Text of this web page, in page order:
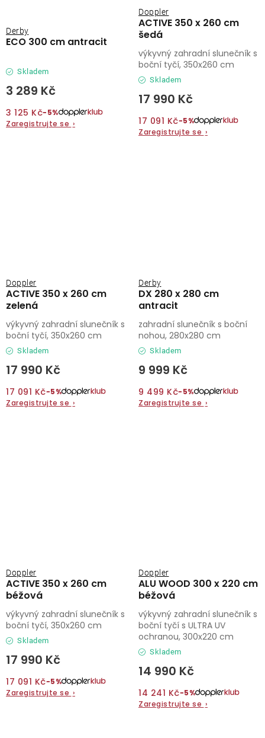
ECO 300 cm antracit
Derby
Skladem
3 289 Kč
3 125 Kč−5%
Zaregistrujte se ›
ACTIVE 350 x 260 cm
šedá
Doppler
Skladem
17 990 Kč
17 091 Kč−5%
Zaregistrujte se ›
výkyvný zahradní slunečník s
boční tyčí, 350x260 cm
ACTIVE 350 x 260 cm
zelená
Doppler
Skladem
17 990 Kč
17 091 Kč−5%
Zaregistrujte se ›
výkyvný zahradní slunečník s
boční tyčí, 350x260 cm
DX 280 x 280 cm
antracit
Derby
Skladem
9 999 Kč
9 499 Kč−5%
Zaregistrujte se ›
zahradní slunečník s boční
nohou, 280x280 cm
ACTIVE 350 x 260 cm
béžová
Doppler
Skladem
17 990 Kč
17 091 Kč−5%
Zaregistrujte se ›
výkyvný zahradní slunečník s
boční tyčí, 350x260 cm
ALU WOOD 300 x 220 cm
béžová
Doppler
Skladem
14 990 Kč
14 241 Kč−5%
Zaregistrujte se ›
výkyvný zahradní slunečník s
boční tyčí s ULTRA UV
ochranou, 300x220 cm